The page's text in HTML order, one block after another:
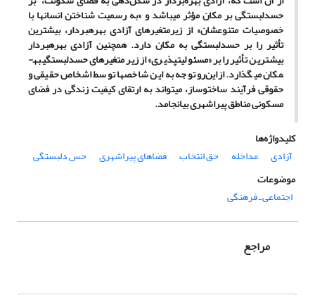
حس­دلبستگی بر مکان مؤثر می­باشد و «به رسمیت شناختن انسان­ها با
خصوصیات متنوعشان» از زیرمتغیرهای آزادی بهره­بردار، بیش­ترین
تأثیر را بر حس­دلبستگی به مکان دارد. همچنین آزادی بهره­بردار
بیشترین تأثیر را بر «مسئولیت­پذیری» از زیر متغیرهای حس­دلبستگی­به­
مکان می­گذارد. ازاین‌رو توجه به این شاخص­ها توسط اشخاص حقیقی و
حقوقی فرآیند ساخت­وساز، می­تواند به ارتقای کیفیت زندگی در فضای
مسکونی مناطق پیراشهری بیانجامد.
کلیدواژه‌ها
آزادی
مداخله حق انتخاب فضاهای پیراشهری
حس دلبستگی
موضوعات
اجتماعی ـ فرهنگی
مراجع